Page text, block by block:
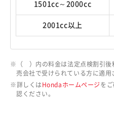
1501cc～2000cc
2001cc以上
（ ）内の料金は法定点検割引
売会社で受けられている方に適用
詳しくは Hondaホームページを
認ください。